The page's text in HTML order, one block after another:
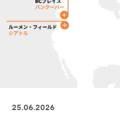
25.06.2026